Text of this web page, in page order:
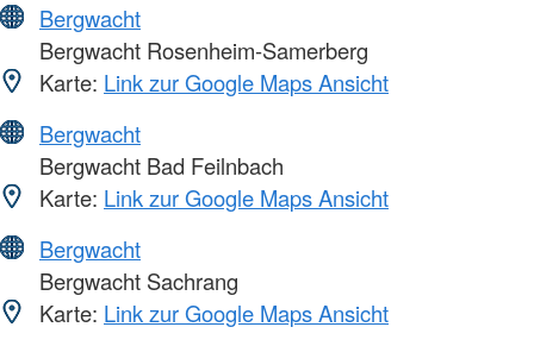
Bergwacht
Bergwacht Rosenheim-Samerberg
Karte: Link zur Google Maps Ansicht
Bergwacht
Bergwacht Bad Feilnbach
Karte: Link zur Google Maps Ansicht
Bergwacht
Bergwacht Sachrang
Karte: Link zur Google Maps Ansicht